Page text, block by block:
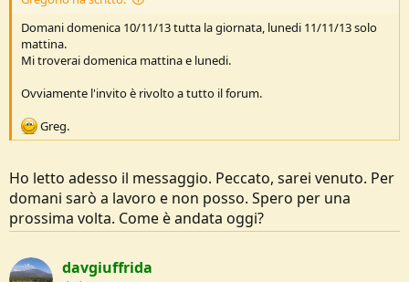
Domani domenica 10/11/13 tutta la giornata, lunedi 11/11/13 solo
mattina.
Mi troverai domenica mattina e lunedi.
Ovviamente l'invito è rivolto a tutto il forum.
Greg.
Ho letto adesso il messaggio. Peccato, sarei venuto. Per
domani sarò a lavoro e non posso. Spero per una
prossima volta. Come è andata oggi?
davgiuffrida